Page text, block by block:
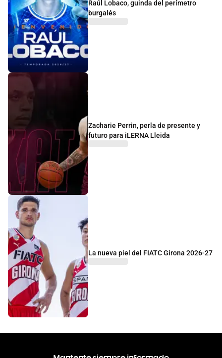
Raúl Lobaco, guinda del perímetro
burgalés
Zacharie Perrin, perla de presente y
futuro para iLERNA Lleida
La nueva piel del FIATC Girona 2026-27